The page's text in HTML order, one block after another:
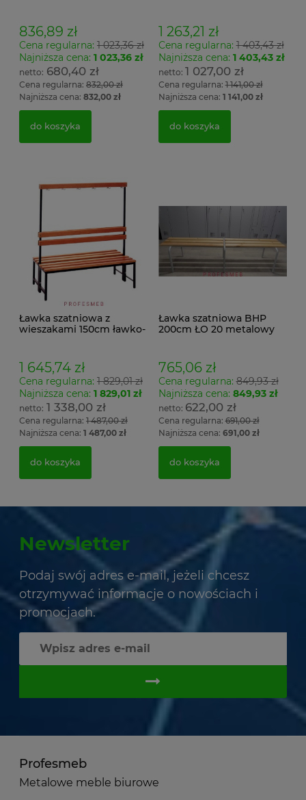
836,89 zł
Cena regularna: 1 023,36 zł
Najniższa cena: 1 023,36 zł
680,40 zł
Cena regularna: 832,00 zł
Najniższa cena: 832,00 zł
do koszyka
1 263,21 zł
Cena regularna:1 403,43 zł
Najniższa cena: 1 403,43 zł
1 027,00 zł
Cena regularna:1 141,00 zł
Najniższa cena: 1 141,00 zł
do koszyka
Ławka szatniowa z
wieszakami 150cm ławko-
1 645,74 zł
Cena regularna: 1 829,01 zł
Najniższa cena: 1 829,01 zł
1 338,00 zł
Cena regularna: 1 487,00 zł
Najniższa cena: 1 487,00 zł
do koszyka
Ławka szatniowa BHP
200cm ŁO 20 metalowy
765,06 zł
Cena regularna:849,93 zł
Najniższa cena: 849,93 zł
622,00 zł
Cena regularna:691,00 zł
Najniższa cena: 691,00 zł
do koszyka
Newsletter
Podaj swój adres e-mail, jeżeli chcesz
otrzymywać informacje o nowościach i
promocjach.
Profesmeb
Metalowe meble biurowe